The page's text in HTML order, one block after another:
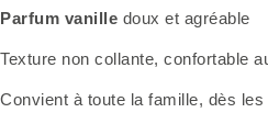
Parfum vanille doux et agréable
Texture non collante, confortable
Convient à toute la famille, dès